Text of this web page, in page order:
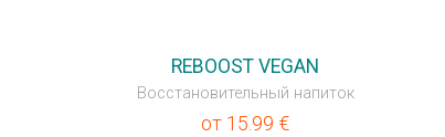
REBOOST VEGAN
Восстановительный напиток
от 15.99 €